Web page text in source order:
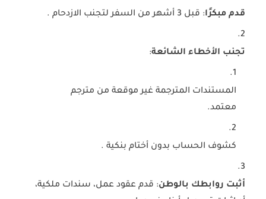
قدم مبكرًا: قبل 3 أشهر من السفر لتجنب الازدحام .
تجنب الأخطاء الشائعة:
المستندات المترجمة غير موقعة من مترجم
معتمد.
كشوف الحساب بدون أختام بنكية .
أثبت روابطك بالوطن: قدم عقود عمل، سندات ملكية،